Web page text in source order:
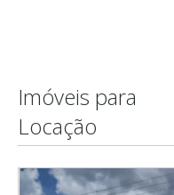
Imóveis para
Locação